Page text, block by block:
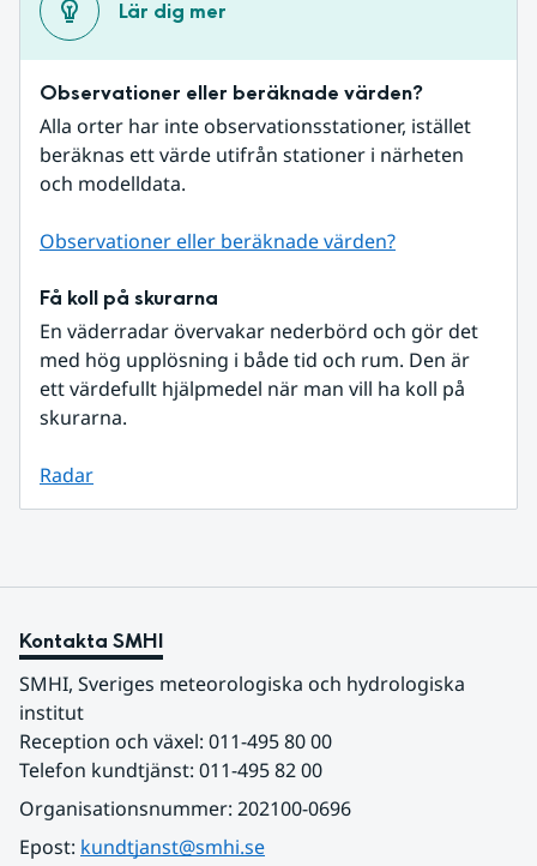
Lär dig mer
Observationer eller beräknade värden?
Alla orter har inte observationsstationer, istället
beräknas ett värde utifrån stationer i närheten
och modelldata.
Observationer eller beräknade värden?
Få koll på skurarna
En väderradar övervakar nederbörd och gör det
med hög upplösning i både tid och rum. Den är
ett värdefullt hjälpmedel när man vill ha koll på
skurarna.
Radar
Kontakta SMHI
SMHI, Sveriges meteorologiska och hydrologiska
institut
Reception och växel: 011-495 80 00
Telefon kundtjänst: 011-495 82 00
Organisationsnummer: 202100-0696
Epost: kundtjanst@smhi.se